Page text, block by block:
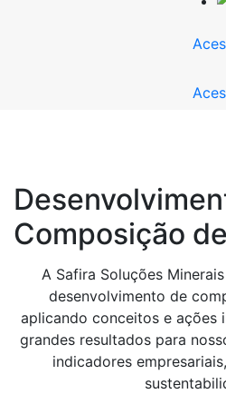
Composição
A Safira Soluções
desenvolvimento de
aplicando conceitos e ações
grandes resultados para
indicadores